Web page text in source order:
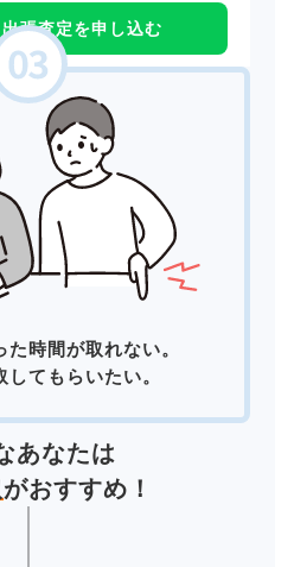
張査定を申し込む
た時間が取れない。
てもらいたい。
あなたは
がおすすめ！